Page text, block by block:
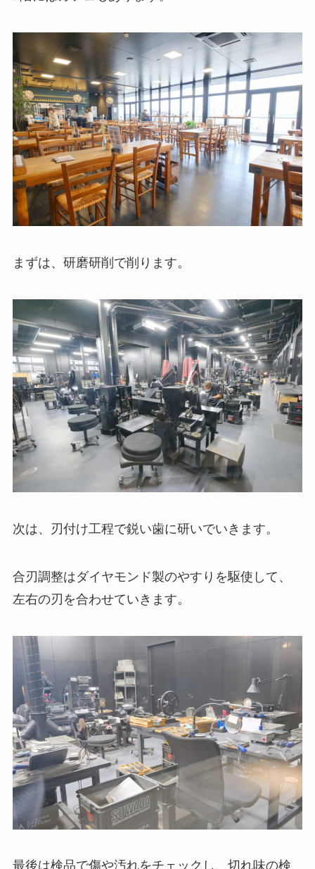
まずは、研磨研削で削ります。
次は、刃付け工程で鋭い歯に研いでいきます。
合刃調整はダイヤモンド製のやすりを駆使して、
左右の刃を合わせていきます。
最後は検品で傷や汚れをチェックし、切れ味の検